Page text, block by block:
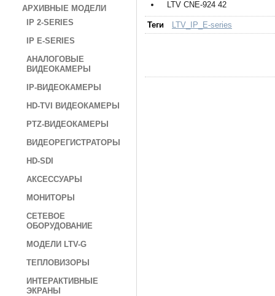
АРХИВНЫЕ МОДЕЛИ
IP 2-SERIES
IP E-SERIES
АНАЛОГОВЫЕ
ВИДЕОКАМЕРЫ
IP-ВИДЕОКАМЕРЫ
HD-TVI ВИДЕОКАМЕРЫ
PTZ-ВИДЕОКАМЕРЫ
ВИДЕОРЕГИСТРАТОРЫ
HD-SDI
АКСЕССУАРЫ
МОНИТОРЫ
СЕТЕВОЕ
ОБОРУДОВАНИЕ
МОДЕЛИ LTV-G
ТЕПЛОВИЗОРЫ
ИНТЕРАКТИВНЫЕ
ЭКРАНЫ
LTV CNE-924 42
Теги LTV_IP_E-series